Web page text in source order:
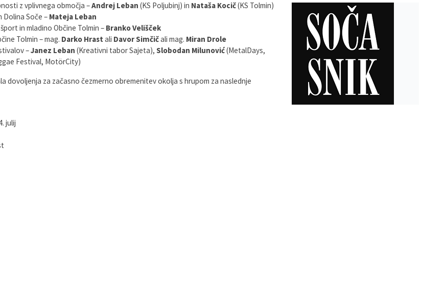
z vplivnega območja –Andrej Leban (KS Poljubinj) in Nataša Kocič(KS Tolmin)
Soče – Mateja Leban
in mladino Občine Tolmin – Branko Velišček
Tolmin – mag. Darko Hrast ali Davor Simčičali mag. Miran Drole
–Janez Leban (Kreativni tabor Sajeta), Slobodan Milunović(MetalDays,
Festival, MotörCity)
dovoljenja za začasno čezmerno obremenitev okolja s hrupom za naslednje
julij